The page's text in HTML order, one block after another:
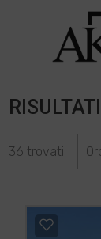
36 trovati!